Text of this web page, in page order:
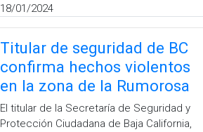
18/01/2024
Titular de seguridad de BC
confirma hechos violentos
en la zona de la Rumorosa
El titular de la Secretaría de Seguridad y
Protección Ciudadana de Baja California,